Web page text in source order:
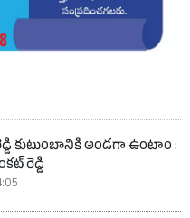
కుటుంబానికి అండగా ఉంటాం :
రెడ్డి